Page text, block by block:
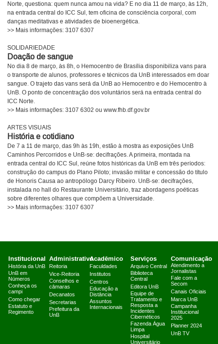
Norte, questiona: quem nunca amou na vida? E no dia 11 de março, às 12h,
na entrada central do ICC Sul, tem oficina de consciência corporal, com
danças meditativas e atividades de bioenergética.
>> Mais informações: 3107 6307
SOLIDARIEDADE
Doação de sangue
No dia 8 de março, às 8h, o Hemocentro de Brasília disponibiliza vans para
o transporte de alunos, professores e técnicos da UnB interessados em doar
sangue. O trajeto das vans será da UnB ao Hemocentro e do Hemocentro à
UnB. O ponto de concentração dos voluntários será na entrada central do
ICC Norte.
>> Mais informações: 3107 6302 ou www.fhb.df.gov.br
ARTES VISUAIS
História e cotidiano
De 7 a 11 de março, das 9h às 19h, estão à mostra as exposições UnB
Caminhos Percorridos e UnB-se: decifrações. A primeira, montada na
entrada central do ICC Sul, reúne fotos históricas da UnB em três períodos:
construção do campus do Plano Piloto; invasão militar e concessão do título
de Honoris Causa ao antropólogo Darcy Ribeiro. UnB-se: decifrações,
instalada no hall do Restaurante Universitário, traz abordagens poéticas
sobre diferentes olhares que compõem a Universidade.
>> Mais informações: 3107 6307
Institucional
História da UnB
UnB em
Números
Conheça os
campi
Como chegar
Estatuto e
Regimento
Administrativo
Reitoria
Vice-Reitoria
Conselhos e
câmaras
Decanatos
Secretarias
Prefeitura da
UnB
Acadêmico
Faculdades
Institutos
Centros
Educação a
Distância
Assuntos
Internacionais
Serviços
Arquivo Central
Biblioteca
Central
Editora UnB
Equipe de
Tratamento e
Resposta a
Incidentes
Cibernéticos
Fazenda Água
Limpa
Hospital
Universitário
Comunicação
Atendimento a
Jornalistas
Fale com a
Secom
Canais Oficiais
Marca UnB
Campanha
Institucional
2025
Planner 2024
UnB TV